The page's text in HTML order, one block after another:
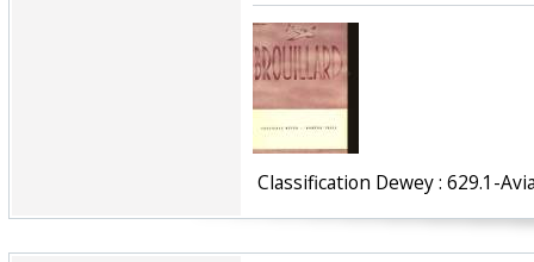
Classification Dewey : 629.1-